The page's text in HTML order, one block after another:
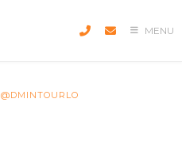
MENU
@DMINTOURLO